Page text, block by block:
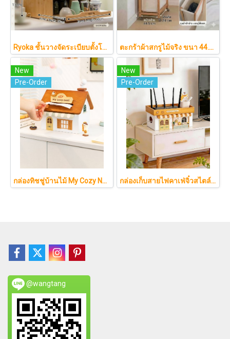
Ryoka ชั้นวางจัดระเบียบตั้งโต๊ะ 2 ชั้น สไตล์มินิมอล-ญี่ปุ่น ลิ้นชักเลื่อน ลิ้นชักเก็บแก้ว วัสดุไม้ธรรมชาติ ไม่ต้องประกอบ ประหยัดพื้นที่เคาน์เตอร์ ตะกร้าผ้าสกรูไม้จริง ขนา 44.5cm รุ่น KAWA Minimalist สไตล์ญี่ปุ่นเคลื่อนที่ได้ มีล้อเลื่อน (KAWA)
New
Pre-Order
กล่องทิชชู่บ้านไม้ My Cozy Nest สไตล์มินิมอล นอร์ดิก ของแต่งบ้านรูปบ้าน ขนมปัง เบเกอรี่ กล่องใส่กระดาษทิชชู่แบบตั้งโต๊ะ ฝาเปิดแม่เหล็ก เติมกระดาษง่าย
New
Pre-Order
กล่องเก็บสายไฟคาเฟ่จิ๋วสไตล์ญี่ปุ่นมินิมอล ซ่อนเร้าเตอร์และปลั๊กไฟให้ห้องดูละมุนเหมือนยกคาเฟ่จากโตเกียวมาไว้ที่บ้าน
@wangtang